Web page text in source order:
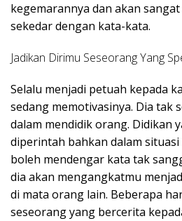
kegemarannya dan akan
sekedar dengan kata-kata.
Jadikan Dirimu Seseorang Yang
Selalu menjadi petuah kepada
sedang memotivasinya. Dia tak
dalam mendidik orang. Didikan
diperintah bahkan dalam
boleh mendengar kata tak
dia akan mengangkatmu
di mata orang lain. Beberapa
seseorang yang bercerita